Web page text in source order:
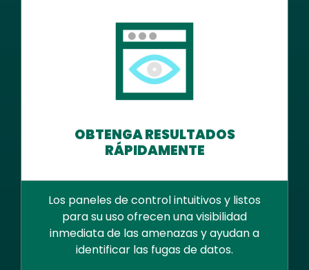
OBTENGA RESULTADOS
RÁPIDAMENTE
Los paneles de control intuitivos y listos
para su uso ofrecen una visibilidad
inmediata de las amenazas y ayudan a
identificar las fugas de datos.